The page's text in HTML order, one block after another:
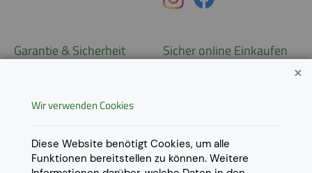
Garantie & Sicherheit
Datenschutz
Impressum
Sicher online Einkaufen
Lieferungen in weitere Länder
gerne aufAnfrage
Wir verwenden Cookies
Diese Website benötigt Cookies, um alle
Funktionen bereitstellen zu können. Weitere